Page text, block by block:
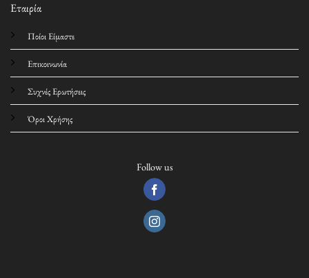
Εταιρία
Ποίοι Είμαστε
Επικοινωνία
Συχνές Ερωτήσεις
Όροι Χρήσης
Follow us